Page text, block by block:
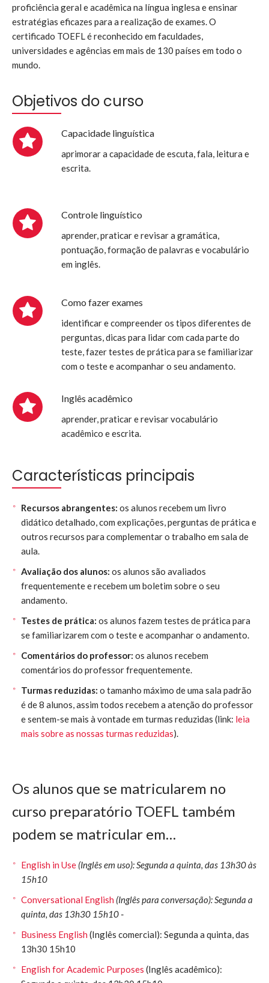
proficiência geral e acadêmica na língua inglesa e ensinar
estratégias eficazes para a realização de exames. O
certificado TOEFL é reconhecido em faculdades,
universidades e agências em mais de 130 países em todo o
mundo.
Objetivos do curso
Capacidade linguística
aprimorar a capacidade de escuta, fala, leitura e
escrita.
Controle linguístico
aprender, praticar e revisar a gramática,
pontuação, formação de palavras e vocabulário
em inglês.
Como fazer exames
identificar e compreender os tipos diferentes de
perguntas, dicas para lidar com cada parte do
teste, fazer testes de prática para se familiarizar
com o teste e acompanhar o seu andamento.
Inglês acadêmico
aprender, praticar e revisar vocabulário
acadêmico e escrita.
Características principais
Recursos abrangentes:os alunos recebem um livro
didático detalhado, com explicações, perguntas de prática e
outros recursos para complementar o trabalho em sala de
aula.
Avaliação dos alunos: os alunos são avaliados
frequentemente e recebem um boletim sobre o seu
andamento.
Testes de prática: os alunos fazem testes de prática para
se familiarizarem com o teste e acompanhar o andamento.
Comentários do professor: os alunos recebem
comentários do professor frequentemente.
Turmas reduzidas: o tamanho máximo de uma sala padrão
é de 8 alunos, assim todos recebem a atenção do professor
e sentem-se mais à vontade em turmas reduzidas (link: leia
mais sobre as nossas turmas reduzidas).
Os alunos que se matricularem no
curso preparatório TOEFL também
podem se matricular em…
English in Use (Inglês em uso): Segunda a quinta, das 13h30 às
15h10
Conversational English (Inglês para conversação): Segunda a
quinta, das 13h30 15h10 ‐
Business English (Inglês comercial): Segunda a quinta, das
13h30 15h10
English for Academic Purposes (Inglês acadêmico):